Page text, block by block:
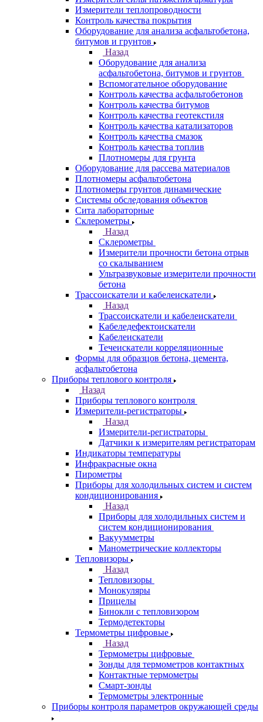
Измерители теплопроводности
Контроль качества покрытия
Оборудование для анализа асфальтобетона,
битумов и грунтов
Назад
Оборудование для анализа
асфальтобетона, битумов и грунтов
Вспомогательное оборудование
Контроль качества асфальтобетонов
Контроль качества битумов
Контроль качества геотекстиля
Контроль качества катализаторов
Контроль качества смазок
Контроль качества топлив
Плотномеры для грунта
Оборудование для рассева материалов
Плотномеры асфальтобетона
Плотномеры грунтов динамические
Системы обследования объектов
Сита лабораторные
Склерометры
Назад
Склерометры
Измерители прочности бетона отрыв
со скалыванием
Ультразвуковые измерители прочности
бетона
Трассоискатели и кабелеискатели
Назад
Трассоискатели и кабелеискатели
Кабеледефектоискатели
Кабелеискатели
Течеискатели корреляционные
Формы для образцов бетона, цемента,
асфальтобетона
Приборы теплового контроля
Назад
Приборы теплового контроля
Измерители-регистраторы
Назад
Измерители-регистраторы
Датчики к измерителям регистраторам
Индикаторы температуры
Инфракрасные окна
Пирометры
Приборы для холодильных систем и систем
кондиционирования
Назад
Приборы для холодильных систем и
систем кондиционирования
Вакуумметры
Манометрические коллекторы
Тепловизоры
Назад
Тепловизоры
Монокуляры
Прицелы
Бинокли с тепловизором
Термодетекторы
Термометры цифровые
Назад
Термометры цифровые
Зонды для термометров контактных
Контактные термометры
Смарт-зонды
Термометры электронные
Приборы контроля параметров окружающей среды